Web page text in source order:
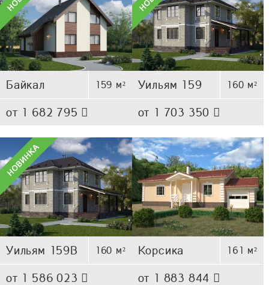
Байкал 159 м²
от 1 682 795
Уильям 159 160 м²
от 1 703 350
Уильям 159В 160 м²
от 1 586 023
Корсика 161 м²
от 1 883 844